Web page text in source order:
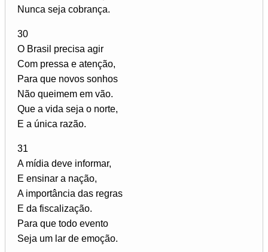
Nunca seja cobrança.
30
O Brasil precisa agir
Com pressa e atenção,
Para que novos sonhos
Não queimem em vão.
Que a vida seja o norte,
E a única razão.
31
A mídia deve informar,
E ensinar a nação,
A importância das regras
E da fiscalização.
Para que todo evento
Seja um lar de emoção.